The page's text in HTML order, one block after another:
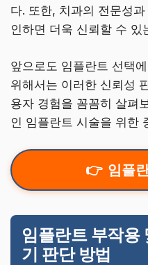
다. 또한, 치과의 전문성
인하면 더욱 신뢰할 수 있
앞으로도 임플란트 선택
위해서는 이러한 신뢰성
용자 경험을 꼼꼼히 살펴
인 임플란트 시술을 위한
임플
임플란트 부작용
기 판단 방법